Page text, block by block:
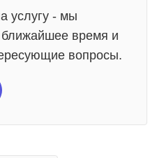
услугу - мы
время и
вопросы.